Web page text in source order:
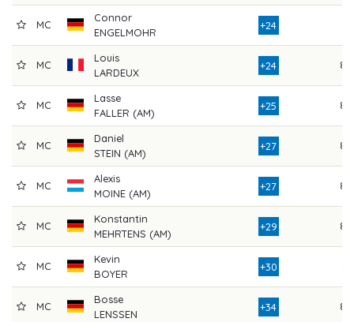
MC
Connor
ENGELMOHR
+24 74
MC
Louis
LARDEUX
+24 82
MC
Lasse
FALLER (AM)
+25 87
MC
Daniel
STEIN (AM)
+27 84
MC
Alexis
MOINE (AM)
+27 85
MC
Konstantin
MEHRTENS (AM)
+29 85
MC
Kevin
BOYER
+30
MC
Bosse
LENSSEN
+34 84